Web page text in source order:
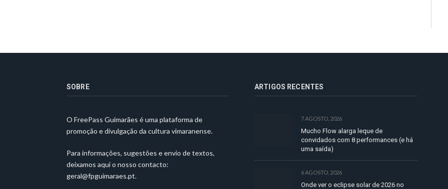
SOBRE
O FreePass Guimarães é uma plataforma de
promoção e divulgação da cultura vimaranense.
Para informações, sugestões e envio de textos,
deixamos aqui o nosso contacto:
geral@fpguimaraes.pt.
ARTIGOS RECENTES
7 AGOSTO, 2026
Mucho Flow alarga leque de
convidados com 8 performances (e há
uma saída)
6 AGOSTO, 2026
Onde ver o eclipse solar de 2026 no